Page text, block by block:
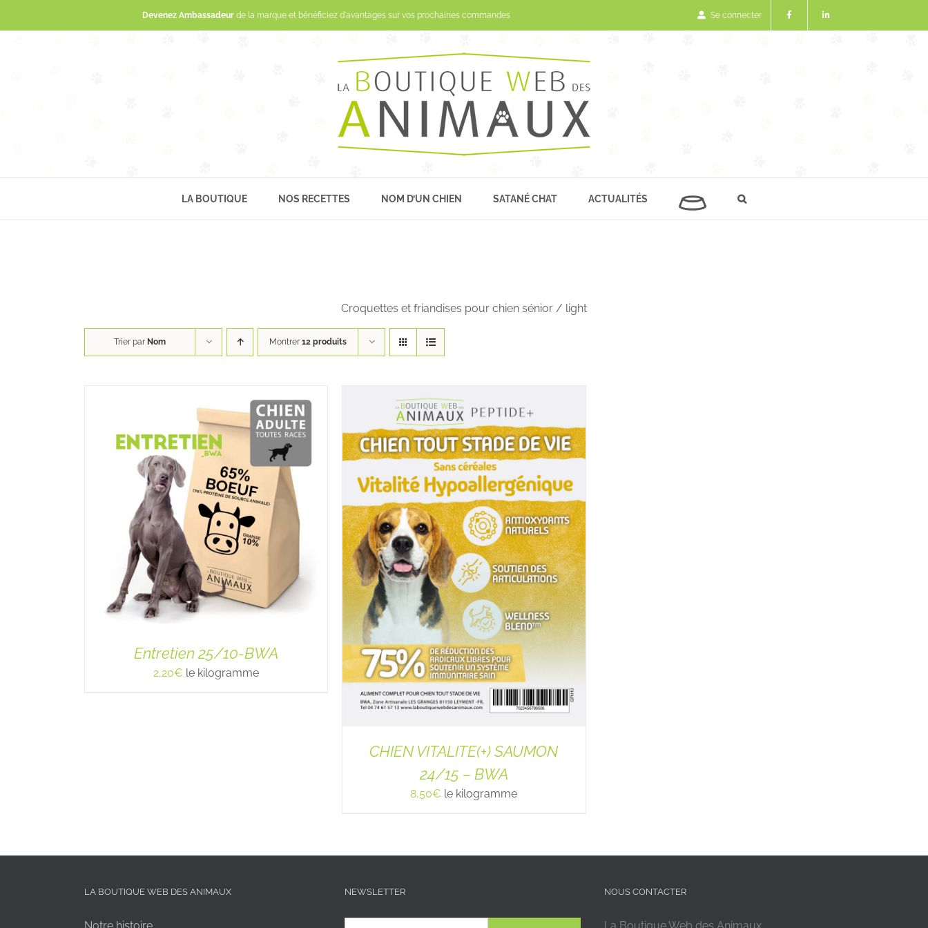
Devenez Ambassadeurde la marque et bénéficiez d'avantages sur vos prochaines commandes Se connecter
LA BOUTIQUE NOS RECETTES NOM D’UN CHIEN SATANÉ CHAT ACTUALITÉS
Croquettes et friandises pour chien sénior / light
Trier par Nom Montrer 12 produits
Entretien 25/10-BWA
2,20€ le kilogramme
CHIEN VITALITE(+) SAUMON
24/15 – BWA
8,50€ le kilogramme
LA BOUTIQUE WEB DES ANIMAUX NEWSLETTER NOUS CONTACTER